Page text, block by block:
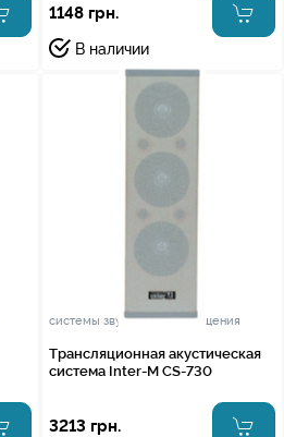
1148 грн.
В наличии
системы звукового оповещения
Трансляционная акустическая
система Inter-M CS-730
3213 грн.